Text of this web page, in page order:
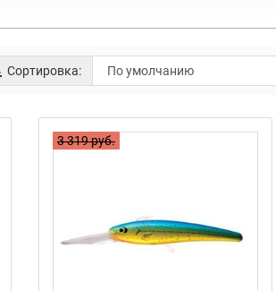
Сортировка:
3 319 руб.